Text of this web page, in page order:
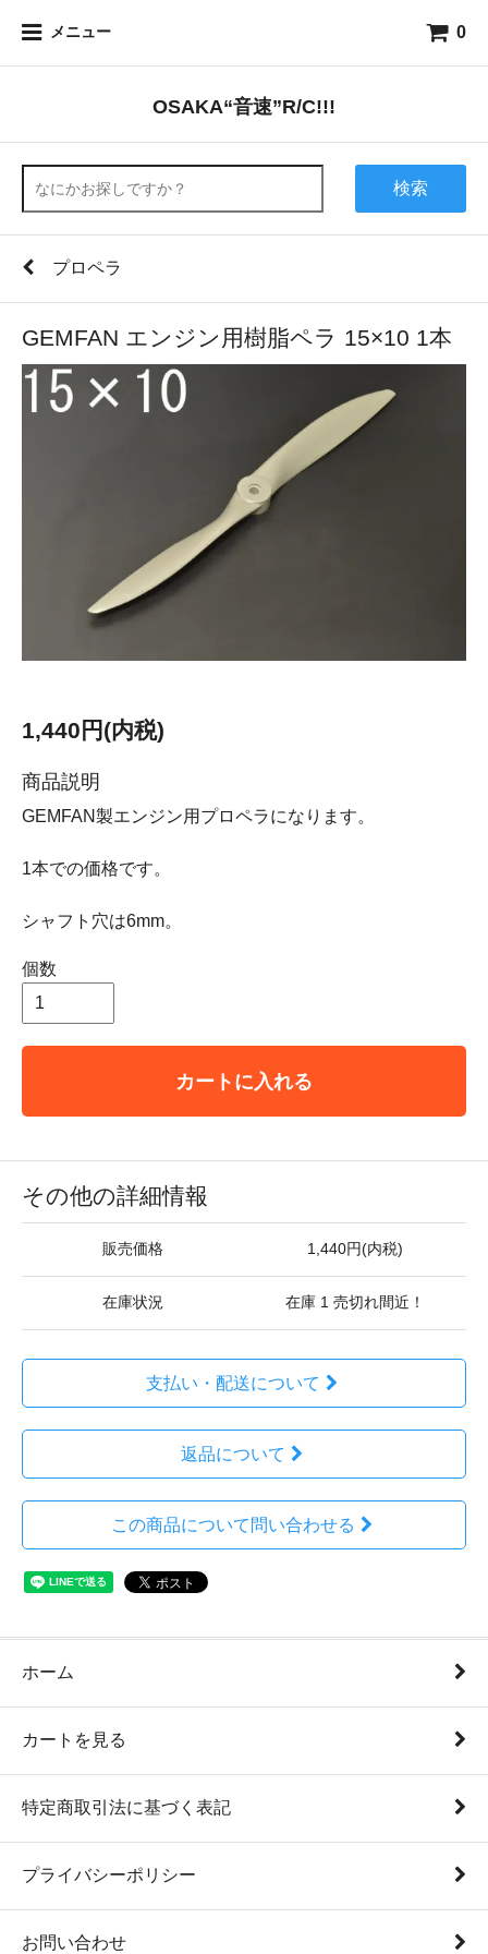
メニュー 0
OSAKA“音速”R/C!!!
検索
プロペラ
GEMFAN エンジン用樹脂ペラ 15×10 1本
1,440円(内税)
商品説明
GEMFAN製エンジン用プロペラになります。
1本での価格です。
シャフト穴は6mm。
個数
カートに入れる
その他の詳細情報
販売価格 1,440円(内税)
在庫状況 在庫 1 売切れ間近！
支払い・配送について
返品について
この商品について問い合わせる
ホーム
カートを見る
特定商取引法に基づく表記
プライバシーポリシー
お問い合わせ